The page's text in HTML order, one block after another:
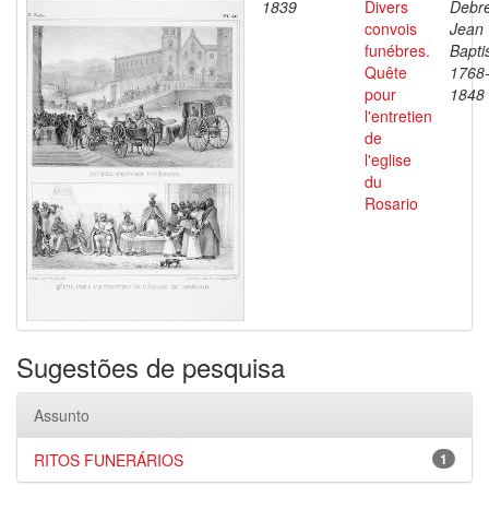
1839
Divers
convois
funébres.
Quête
pour
l'entretien
de
l'eglise
du
Rosario
Jean
1768-
1848
Sugestões de pesquisa
Assunto
1
RITOS FUNERÁRIOS